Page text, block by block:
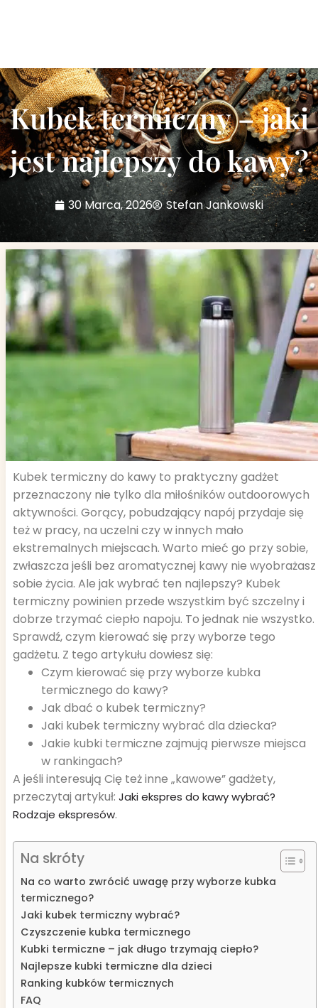
Kubek termiczny – jaki
jest najlepszy do kawy?
30 Marca, 2026 Stefan Jankowski
Kubek termiczny do kawy to praktyczny gadżet
przeznaczony nie tylko dla miłośników outdoorowych
aktywności. Gorący, pobudzający napój przydaje się
też w pracy, na uczelni czy w innych mało
ekstremalnych miejscach. Warto mieć go przy sobie,
zwłaszcza jeśli bez aromatycznej kawy nie wyobrażasz
sobie życia. Ale jak wybrać ten najlepszy? Kubek
termiczny powinien przede wszystkim być szczelny i
dobrze trzymać ciepło napoju. To jednak nie wszystko.
Sprawdź, czym kierować się przy wyborze tego
gadżetu. Z tego artykułu dowiesz się:
Czym kierować się przy wyborze kubka
termicznego do kawy?
Jak dbać o kubek termiczny?
Jaki kubek termiczny wybrać dla dziecka?
Jakie kubki termiczne zajmują pierwsze miejsca
w rankingach?
A jeśli interesują Cię też inne „kawowe” gadżety,
przeczytaj artykuł: Jaki ekspres do kawy wybrać?
Rodzaje ekspresów.
Na skróty
Na co warto zwrócić uwagę przy wyborze kubka
termicznego?
Jaki kubek termiczny wybrać?
Czyszczenie kubka termicznego
Kubki termiczne – jak długo trzymają ciepło?
Najlepsze kubki termiczne dla dzieci
Ranking kubków termicznych
FAQ